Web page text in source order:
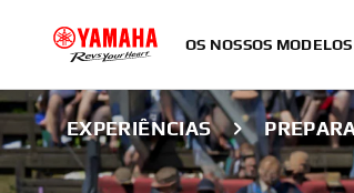
OS NOSSOS MODELOS
EXPERIÊNCIAS